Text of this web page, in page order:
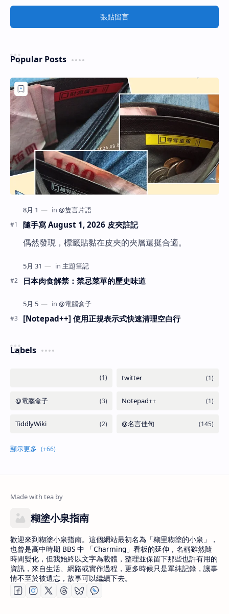
張貼留言
Popular Posts
隨手寫 August 1, 2026 皮夾註記
偶然發現，標籤貼黏在皮夾的夾層還挺合適。
日本肉食解禁：禁忌菜單的歷史味道
[Notepad++] 使用正規表示式快速清理空白行
Labels
糊塗小泉指南
歡迎來到糊塗小泉指南。這個網站最初名為「糊里糊塗的小泉」，
也曾是高中時期 BBS 中 「Charming」看板的延伸，名稱雖然隨
時間變化，但我始終以文字為載體，整理並保留下那些也許有用的
資訊，來自生活、網路或實作過程，更多時候只是單純記錄，讓事
情不至於被遺忘，故事可以繼續下去。